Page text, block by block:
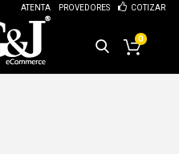
ATENTA PROVEDORES COTIZAR
0